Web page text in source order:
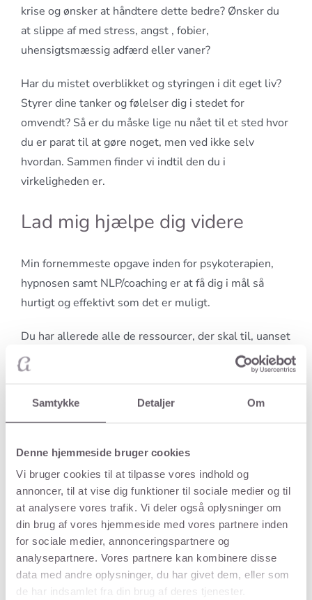
Samtykke Detaljer Om
Denne hjemmeside bruger cookies
Vi bruger cookies til at tilpasse vores indhold og
annoncer, til at vise dig funktioner til sociale medier og til
at analysere vores trafik. Vi deler også oplysninger om
din brug af vores hjemmeside med vores partnere inden
for sociale medier, annonceringspartnere og
analysepartnere. Vores partnere kan kombinere disse
data med andre oplysninger, du har givet dem, eller som
de har indsamlet fra din brug af deres tjenester.
krise og ønsker at håndtere dette bedre? Ønsker du
at slippe af med stress, angst , fobier,
uhensigtsmæssig adfærd eller vaner?
Har du mistet overblikket og styringen i dit eget liv?
Styrer dine tanker og følelser dig i stedet for
omvendt? Så er du måske lige nu nået til et sted hvor
du er parat til at gøre noget, men ved ikke selv
hvordan. Sammen finder vi indtil den du i
virkeligheden er.
Lad mig hjælpe dig videre
Min fornemmeste opgave inden for psykoterapien,
hypnosen samt NLP/coaching er at få dig i mål så
hurtigt og effektivt som det er muligt.
Du har allerede alle de ressourcer, der skal til, uanset
hvor stort du tænker dit problem er. Du har bare ikke
brugt dem på den rette måde.
Det får vi ændret på og skaber positiv forandring. Du
bliver guidet og får effektive redskaber til personlig
udvikling, så du kan blive det hele menneske du er
ment til at være, således at du trives i alle aspekter af
dit liv.
Få 15 minutters gratis
rådgivning om psykoterapi
eller hypnose i Århus eller